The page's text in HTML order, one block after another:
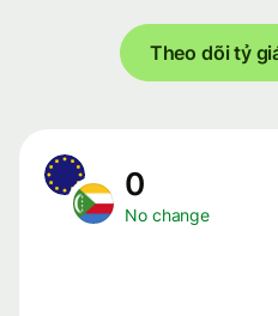
Theo dõi tỷ
0
No change